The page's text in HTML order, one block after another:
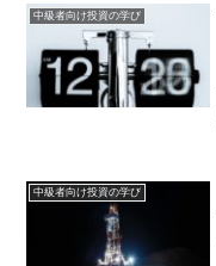
中級者向け投資の学び
中級者向け投資の学び